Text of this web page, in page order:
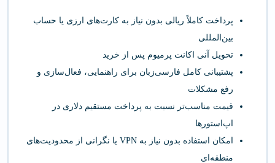
پرداخت کاملاً ریالی بدون نیاز به کارت‌های ارزی یا حساب
بین‌المللی
تحویل آنی اکانت پرمیوم پس از خرید
پشتیبانی کامل فارسی‌زبان برای راهنمایی، فعال‌سازی و
رفع مشکلات
قیمت مناسب‌تر نسبت به پرداخت مستقیم دلاری در
اپ‌استورها
امکان استفاده بدون نیاز به VPN یا نگرانی از محدودیت‌های
منطقه‌ای